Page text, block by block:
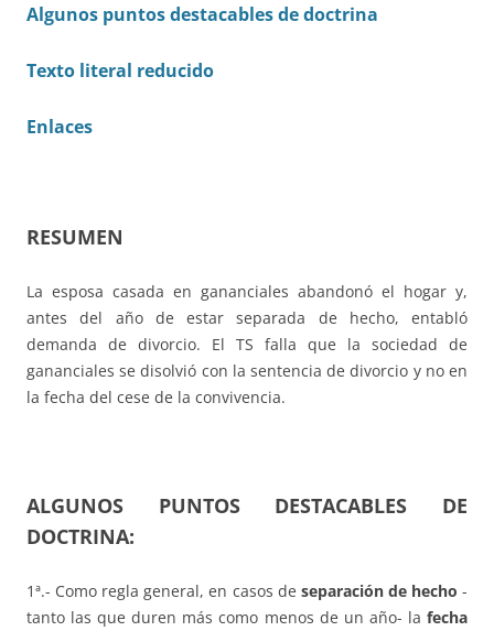
Algunos puntos destacables de doctrina
Texto literal reducido
Enlaces
RESUMEN
La esposa casada en gananciales abandonó el hogar y,
antes del año de estar separada de hecho, entabló
demanda de divorcio. El TS falla que la sociedad de
gananciales se disolvió con la sentencia de divorcio y no en
la fecha del cese de la convivencia.
ALGUNOS PUNTOS DESTACABLES DE
DOCTRINA:
1ª.- Como regla general, en casos de separación de hecho -
tanto las que duren más como menos de un año- la fecha